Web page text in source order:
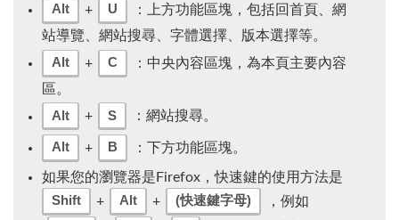
Alt + U
：上方功能區塊，包括回首頁、網
站導覽、網站搜尋、字體選擇、版本選擇等。
Alt + C
：中央內容區塊，為本頁主要內容
區。
Alt + S ：網站搜尋。
Alt + B ：下方功能區塊。
如果您的瀏覽器是Firefox，快速鍵的使用方法是
Shift + Alt + (快速鍵字母) ，例如